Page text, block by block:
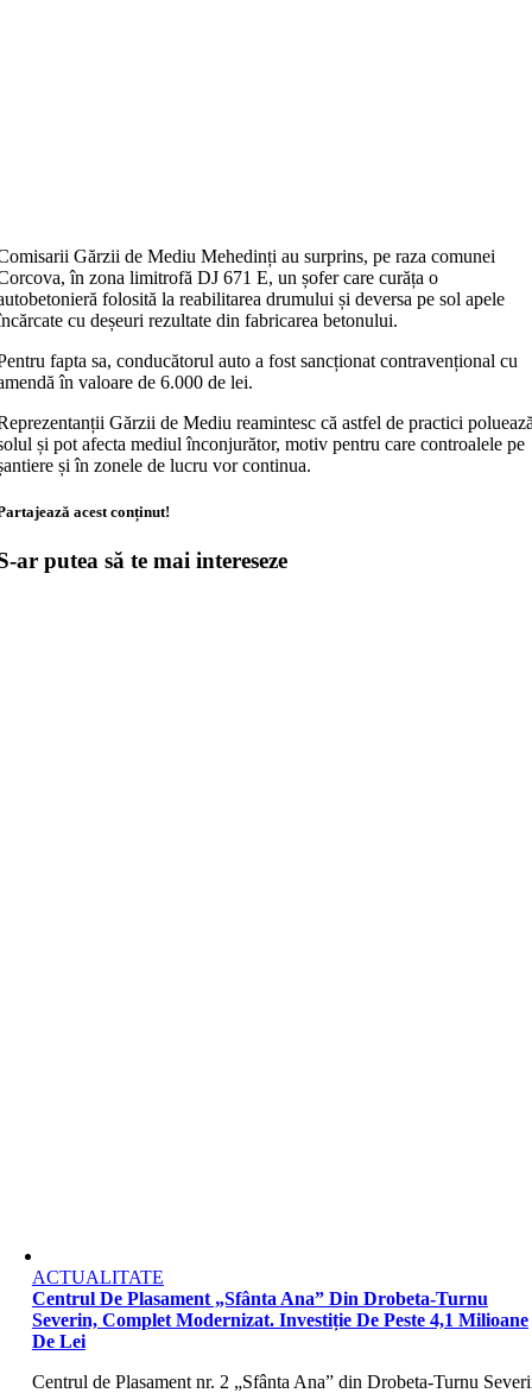
Gărzii de Mediu Mehedinți au surprins, pe raza comunei
în zona limitrofă DJ 671 E, un șofer care curăța o
folosită la reabilitarea drumului și deversa pe sol apele
cu deșeuri rezultate din fabricarea betonului.
fapta sa, conducătorul auto a fost sancționat contravențional cu
în valoare de 6.000 de lei.
Gărzii de Mediu reamintesc că astfel de practici
și pot afecta mediul înconjurător, motiv pentru care controalele pe
și în zonele de lucru vor continua.
acest conținut!
ar putea să te mai intereseze
ACTUALITATE
Centrul De Plasament „Sfânta Ana” Din Drobeta-Turnu
Severin, Complet Modernizat. Investiție De Peste 4,1 Milioane
De Lei
Centrul de Plasament nr. 2 „Sfânta Ana” din Drobeta-Turnu